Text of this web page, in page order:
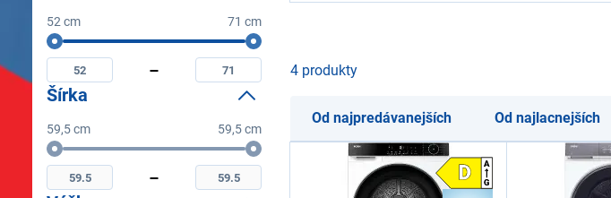
52 cm 71 cm
Hĺbka
Minimální
hĺbka
Maximální
hĺbka
Šírka
59,5 cm 59,5 cm
Šírka
Minimální
šírka
Maximální
šírka
4 produkty
Od najpredávanejších Od najlacnejších